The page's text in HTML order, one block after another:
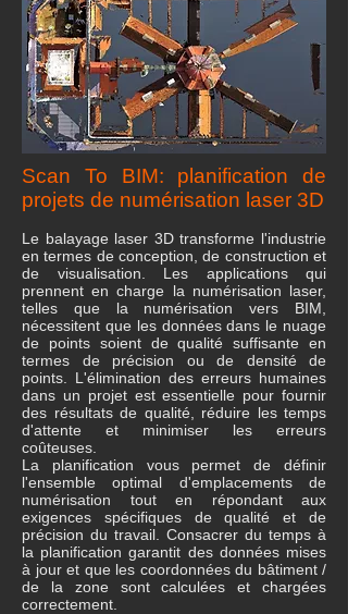
Scan To BIM: planification de
projets de numérisation laser 3D
Le balayage laser 3D transforme l'industrie
en termes de conception, de construction et
de visualisation. Les applications qui
prennent en charge la numérisation laser,
telles que la numérisation vers BIM,
nécessitent que les données dans le nuage
de points soient de qualité suffisante en
termes de précision ou de densité de
points. L'élimination des erreurs humaines
dans un projet est essentielle pour fournir
des résultats de qualité, réduire les temps
d'attente et minimiser les erreurs
coûteuses.
La planification vous permet de définir
l'ensemble optimal d'emplacements de
numérisation tout en répondant aux
exigences spécifiques de qualité et de
précision du travail. Consacrer du temps à
la planification garantit des données mises
à jour et que les coordonnées du bâtiment /
de la zone sont calculées et chargées
correctement.